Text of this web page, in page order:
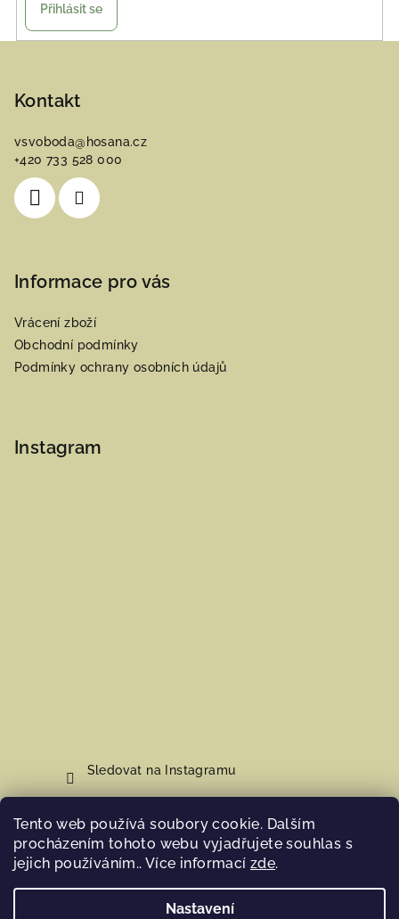
Tento web používá soubory cookie. Dalším
procházením tohoto webu vyjadřujete souhlas s
jejich používáním.. Více informací zde.
Nastavení
Přihlásit se
Kontakt
vsvoboda@ hosana.cz
+420 733 528 000
Informace pro vás
Vrácení zboží
Obchodní podmínky
Podmínky ochrany osobních údajů
Instagram
Sledovat na Instagramu
Nákupní košík
0ks /0 Kč